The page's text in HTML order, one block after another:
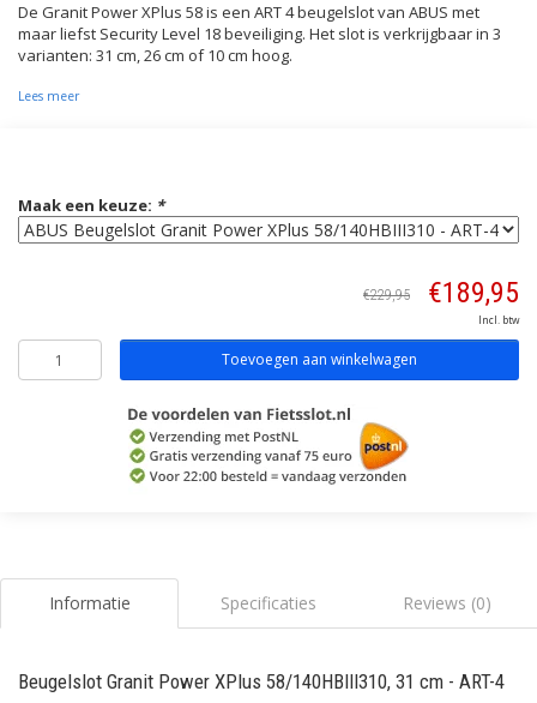
De Granit Power XPlus 58 is een ART 4 beugelslot van ABUS met
maar liefst Security Level 18 beveiliging. Het slot is verkrijgbaar in 3
varianten: 31 cm, 26 cm of 10 cm hoog.
Lees meer
Maak een keuze: *
€229,95 €189,95
Incl. btw
Toevoegen aan winkelwagen
Informatie Specificaties Reviews (0)
Beugelslot Granit Power XPlus 58/140HBIII310, 31 cm - ART-4